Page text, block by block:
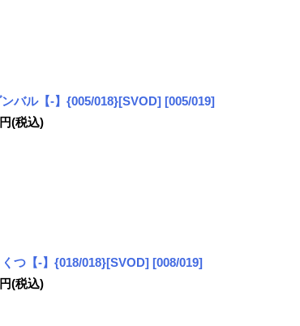
バル【-】{005/018}[SVOD] [005/019]
(税込)
つ【-】{018/018}[SVOD] [008/019]
(税込)